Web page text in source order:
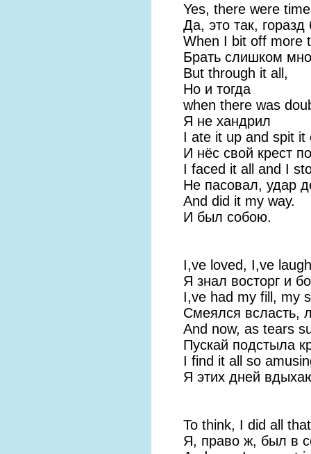
Yes, there were
Да, это так,
When I bit off more
Брать слишком
But through it all,
Но и тогда
when there was
Я не хандрил
I ate it up and spit it
И нёс свой крест
I faced it all and I
Не пасовал, удар
And did it my way.
И был собою.
I,ve loved, I,ve
Я знал восторг и
I,ve had my fill, my
Смеялся всласть,
And now, as tears
Пускай подстыла
I find it all so
Я этих дней
To think, I did all
Я, право ж, был в